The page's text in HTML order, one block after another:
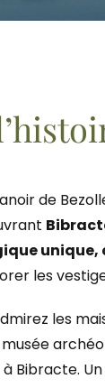
de
unique,
les
les
Bibracte.